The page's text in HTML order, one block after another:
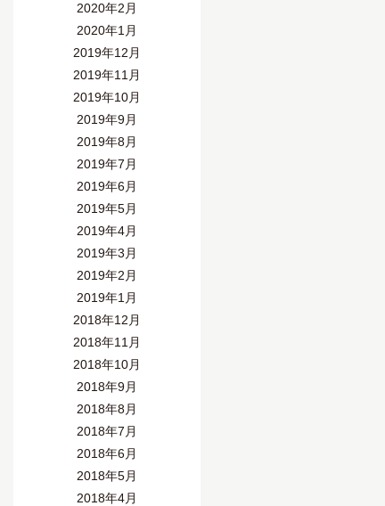
2020年2月
2020年1月
2019年12月
2019年11月
2019年10月
2019年9月
2019年8月
2019年7月
2019年6月
2019年5月
2019年4月
2019年3月
2019年2月
2019年1月
2018年12月
2018年11月
2018年10月
2018年9月
2018年8月
2018年7月
2018年6月
2018年5月
2018年4月